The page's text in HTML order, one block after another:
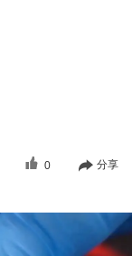
0 分享